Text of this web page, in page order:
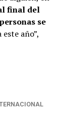
final del
se
año”,